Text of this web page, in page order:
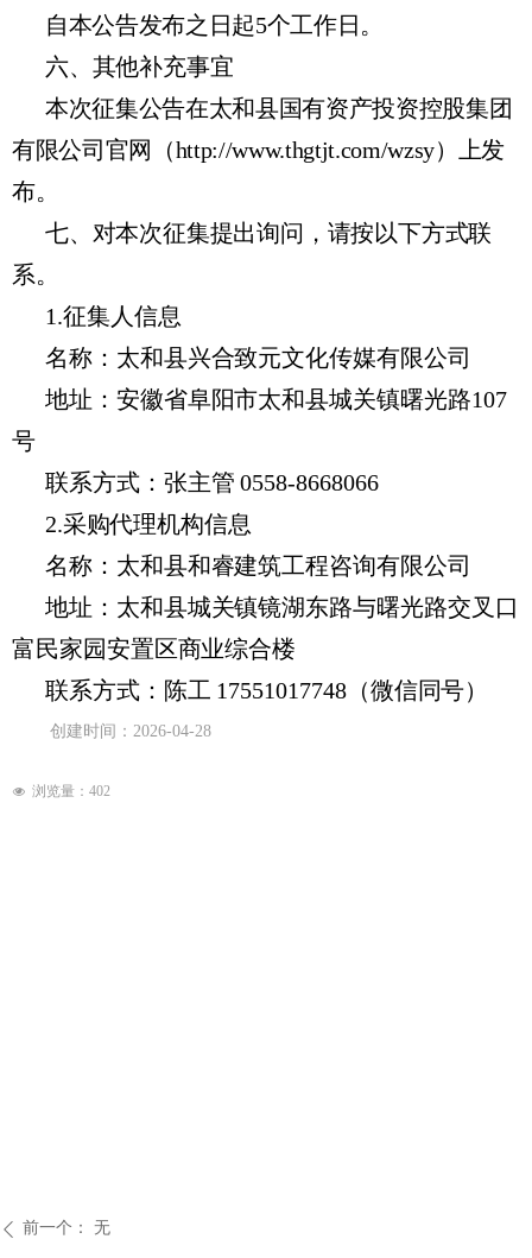
创建时间： 2026-04-28
自本公告发布之日起5个工作日。
六、其他补充事宜
本次征集公告在太和县国有资产投资控股集团
有限公司官网（http://www.thgtjt.com/wzsy）上发
布。
七、对本次征集提出询问，请按以下方式联
系。
1.征集人信息
名称：太和县兴合致元文化传媒有限公司
地址：安徽省阜阳市太和县城关镇曙光路107
号
联系方式：张主管 0558-8668066
2.采购代理机构信息
名称：太和县和睿建筑工程咨询有限公司
地址：太和县城关镇镜湖东路与曙光路交叉口
富民家园安置区商业综合楼
联系方式：陈工 17551017748（微信同号）
ꄴ 前一个： 无
넶 浏览量： 402